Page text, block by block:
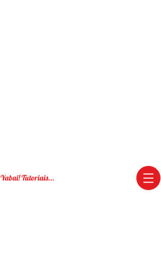
Yabai! Tutoriais...